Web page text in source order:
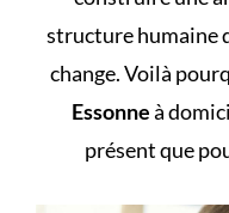
structure humaine
change. Voilà
Essonneà
présent que